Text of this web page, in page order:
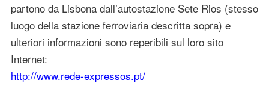
partono da Lisbona dall’autostazione Sete Rios (stesso
luogo della stazione ferroviaria descritta sopra) e
ulteriori informazioni sono reperibili sul loro sito
Internet:
http://www.rede-expressos.pt/